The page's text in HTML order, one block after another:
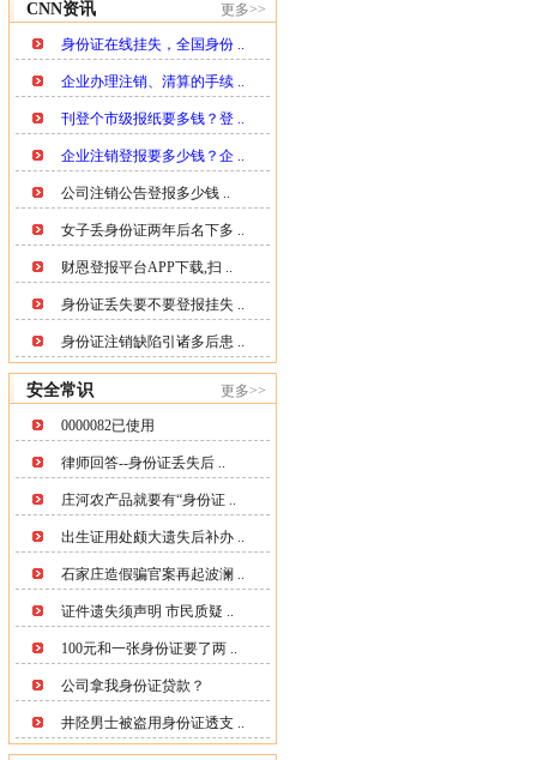
CNN资讯 更多>>
身份证在线挂失，全国身份 ..
企业办理注销、清算的手续 ..
刊登个市级报纸要多钱？登 ..
企业注销登报要多少钱？企 ..
公司注销公告登报多少钱 ..
女子丢身份证两年后名下多 ..
财恩登报平台APP下载,扫 ..
身份证丢失要不要登报挂失 ..
身份证注销缺陷引诸多后患 ..
安全常识 更多>>
0000082已使用
律师回答--身份证丢失后 ..
庄河农产品就要有“身份证 ..
出生证用处颇大遗失后补办 ..
石家庄造假骗官案再起波澜 ..
证件遗失须声明 市民质疑 ..
100元和一张身份证要了两 ..
公司拿我身份证贷款？
井陉男士被盗用身份证透支 ..